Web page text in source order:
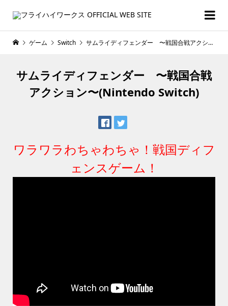
ゲーム Switch サムライディフェンダー 〜戦国合戦アクション〜(Nintendo Switch)
サムライディフェンダー 〜戦国合戦
アクション〜(Nintendo Switch)
ワラワラわちゃわちゃ！戦国ディフ
ェンスゲーム！